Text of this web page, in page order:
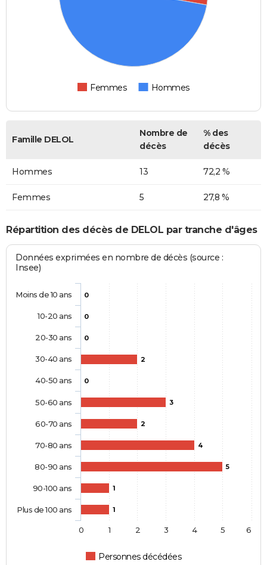
Femmes Hommes
Famille DELOL
Nombre de
décès
% des
décès
Hommes 13 72,2 %
Femmes 5 27,8 %
Répartition des décès de DELOL par tranche d'âges
Données exprimées en nombre de décès (source :
Insee)
0
0
0
2
0
3
2
4
5
1
1
Personnes décédées
Moins de 10 ans
10-20 ans
20-30 ans
30-40 ans
40-50 ans
50-60 ans
60-70 ans
70-80 ans
80-90 ans
90-100 ans
Plus de 100 ans
0 1 2 3 4 5 6